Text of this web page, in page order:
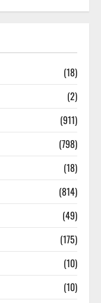
(18)
(2)
(911)
(798)
(18)
(814)
(49)
(175)
(10)
(10)